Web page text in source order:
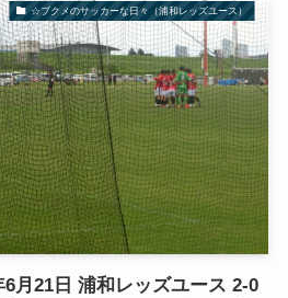
☆ブクメのサッカーな日々（浦和レッズユース）
6月21日 浦和レッズユース 2-0